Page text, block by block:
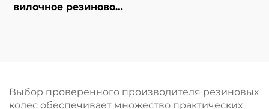
вилочное резиновое
высокой упругостью
Выбор проверенного производителя резиновых
колес обеспечивает множество практических